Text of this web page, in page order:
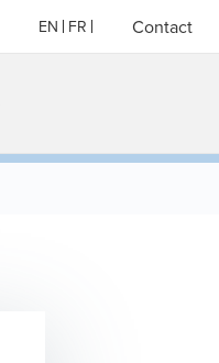
EN FR Contact